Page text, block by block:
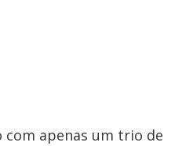
com apenas um trio de